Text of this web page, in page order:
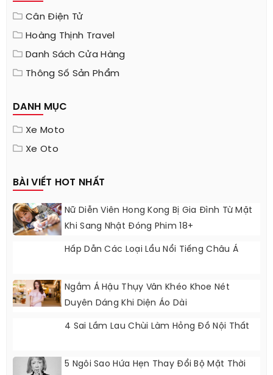
Cân Điện Tử
Hoàng Thịnh Travel
Danh Sách Cửa Hàng
Thông Số Sản Phẩm
DANH MỤC
Xe Moto
Xe Oto
BÀI VIẾT HOT NHẤT
Nữ Diễn Viên Hong Kong Bị Gia Đình Từ Mặt
Khi Sang Nhật Đóng Phim 18+
Hấp Dẫn Các Loại Lẩu Nổi Tiếng Châu Á
Ngắm Á Hậu Thụy Vân Khéo Khoe Nét
Duyên Dáng Khi Diện Áo Dài
4 Sai Lầm Lau Chùi Làm Hỏng Đồ Nội Thất
5 Ngôi Sao Hứa Hẹn Thay Đổi Bộ Mặt Thời